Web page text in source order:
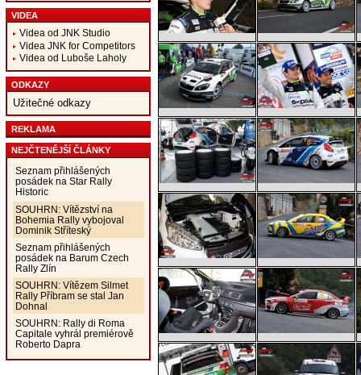
VIDEA
Videa od JNK Studio
Videa JNK for Competitors
Videa od Luboše Laholy
ODKAZY
Užitečné odkazy
REKLAMA
NEJČTENĚJŠÍ ČLÁNKY
Seznam přihlášených
posádek na Star Rally
Historic
SOUHRN: Vítězství na
Bohemia Rally vybojoval
Dominik Stříteský
Seznam přihlášených
posádek na Barum Czech
Rally Zlín
SOUHRN: Vítězem Silmet
Rally Příbram se stal Jan
Dohnal
SOUHRN: Rally di Roma
Capitale vyhrál premiérově
Roberto Dapra